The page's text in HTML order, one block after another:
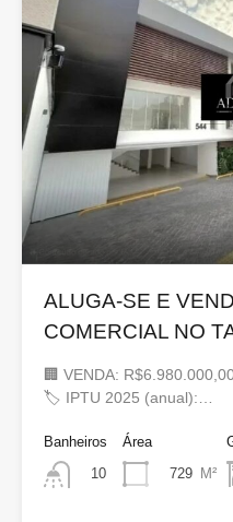
ALUGA-SE E
COMERCIAL NO
🏢 VENDA:
🏷 IPTU 2025 (anual):…
Banheiros
10
Área
729 M²